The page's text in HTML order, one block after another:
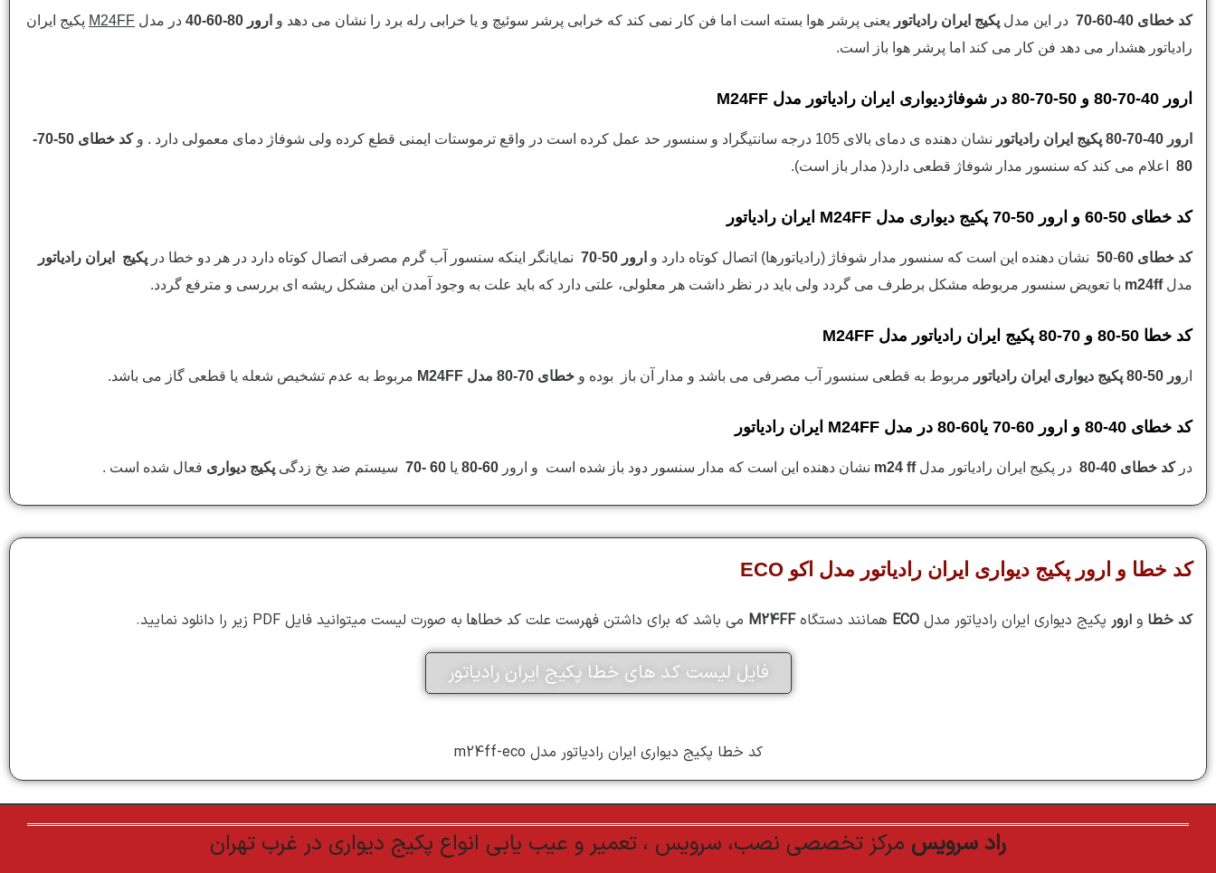
کد خطای 40-60-70 در این مدل پکیج ایران رادیاتور یعنی پرشر هوا بسته است اما فن کار نمی کند که خرابی پرشر سوئیچ و یا خرابی رله برد را نشان می دهد و ارور 80-60-40 در مدل M24FF پکیج ایران
رادیاتور هشدار می دهد فن کار می کند اما پرشر هوا باز است.
ارور 40-70-80 و 50-70-80 در شوفاژدیواری ایران رادیاتور مدل M24FF
ارور 40-70-80 پکیج ایران رادیاتور نشان دهنده ی دمای بالای 105 درجه سانتیگراد و سنسور حد عمل کرده است در واقع ترموستات ایمنی قطع کرده ولی شوفاژ دمای معمولی دارد . و
کد خطای 50-70-
80
اعلام می کند که سنسور مدار شوفاژ قطعی دارد( مدار باز است).
کد خطای 50-60 و ارور 50-70 پکیج دیواری مدل M24FF ایران رادیاتور
کد خطای 60 -
50 نشان دهنده این است که سنسور مدار شوفاژ (رادیاتورها) اتصال کوتاه دارد و ارور 50 -
70 نمایانگر اینکه سنسور آب گرم مصرفی اتصال کوتاه دارد در هر دو خطا در پکیج ایران رادیاتور
مدلm24ff با تعویض سنسور مربوطه مشکل برطرف می گردد ولی باید در نظر داشت هر معلولی، علتی دارد که باید علت به وجود آمدن این مشکل ریشه ای بررسی و مترفع گردد.
کد خطا 50-80 و 70-80 پکیج ایران رادیاتور مدل M24FF
ار ور 50-80 پکیج دیواری ایران رادیاتور مربوط به قطعی سنسور آب مصرفی می باشد و مدار آن باز بوده و خطای 70-80 مدل M24FF مربوط به عدم تشخیص شعله یا قطعی گاز می باشد.
کد خطای 40-80 و ارور 60-70 یا60-80 در مدل M24FF ایران رادیاتور
درکد خطای 40-80 در پکیج ایران رادیاتور مدلm24 ff نشان دهنده این است که مدار سنسور دود باز شده است و ارور یا سیستم ضد یخ زدگی پکیج دیواری فعال شده است .
کد خطا و ارور پکیج دیواری ایران رادیاتور مدل اکو ECO
کد خطا و ارور پکیج دیواری ایران رادیاتور مدل ECO همانند دستگاهM24FF می باشد که برای داشتن فهرست علت کد خطاها به صورت لیست میتوانید فایل PDF زیر را دانلود نمایید.
فایل لیست کد های خطا پکیج ایران رادیاتور
کد خطا پکیج دیواری ایران رادیاتور مدل m24ff-eco
راد سرویس مرکز تخصصی نصب، سرویس ، تعمیر و عیب یابی انواع پکیج دیواری در غرب تهران